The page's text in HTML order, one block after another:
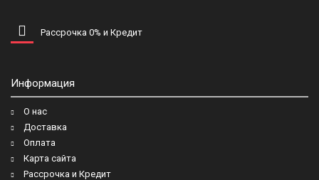
Рассрочка 0% и Кредит
Информация
О нас
Доставка
Оплата
Карта сайта
Рассрочка и Кредит